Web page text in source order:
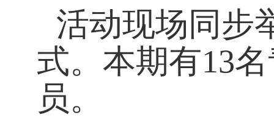
活动现场同步
式。本期有13
员。